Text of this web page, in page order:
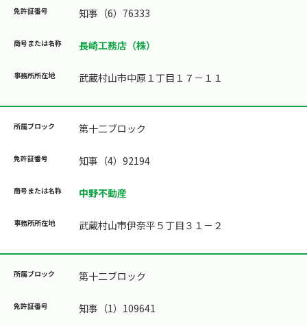
知事（6）76333
長崎工務店（株）
武蔵村山市中原１丁目１７－１１
第十二ブロック
知事（4）92194
中野不動産
武蔵村山市伊奈平５丁目３１－２
第十二ブロック
知事（1）109641